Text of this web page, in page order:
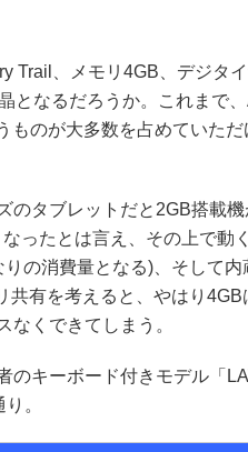
Trail、メモリ4GB、デジタ
となるだろうか。これまで
ものが大多数を占めていた
タブレットだと2GB搭載
ったとは言え、その上で動
の消費量となる)、そして内
共有を考えると、やはり4GB
なくできてしまう。
キーボード付きモデル「
。